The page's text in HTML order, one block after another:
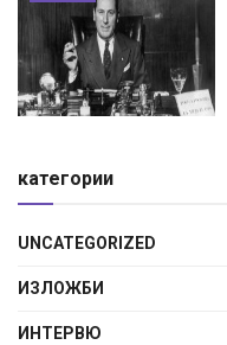
категории
UNCATEGORIZED
ИЗЛОЖБИ
ИНТЕРВЮ